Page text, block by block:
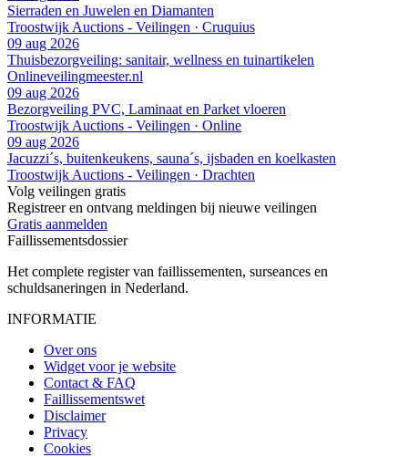
Sierraden en Juwelen en Diamanten
Troostwijk Auctions - Veilingen · Cruquius
09 aug 2026
Thuisbezorgveiling: sanitair, wellness en tuinartikelen
Onlineveilingmeester.nl
09 aug 2026
Bezorgveiling PVC, Laminaat en Parket vloeren
Troostwijk Auctions - Veilingen · Online
09 aug 2026
Jacuzzi´s, buitenkeukens, sauna´s, ijsbaden en koelkasten
Troostwijk Auctions - Veilingen · Drachten
Volg veilingen gratis
Registreer en ontvang meldingen bij nieuwe veilingen
Gratis aanmelden
Faillissementsdossier
Het complete register van faillissementen, surseances en
schuldsaneringen in Nederland.
INFORMATIE
Over ons
Widget voor je website
Contact & FAQ
Faillissementswet
Disclaimer
Privacy
Cookies